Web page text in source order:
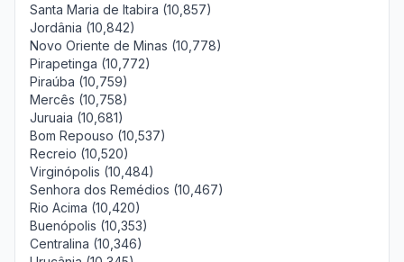
Santa Maria de Itabira (10,857)
Jordânia (10,842)
Novo Oriente de Minas (10,778)
Pirapetinga (10,772)
Piraúba (10,759)
Mercês (10,758)
Juruaia (10,681)
Bom Repouso (10,537)
Recreio (10,520)
Virginópolis (10,484)
Senhora dos Remédios (10,467)
Rio Acima (10,420)
Buenópolis (10,353)
Centralina (10,346)